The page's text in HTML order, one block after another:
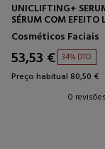
UNICLIFTING+
SÉRUM COM EFEITO
Cosméticos Faciais
53,53 € 34% DTO.
Preço habitual 80,50 €
0 revisões